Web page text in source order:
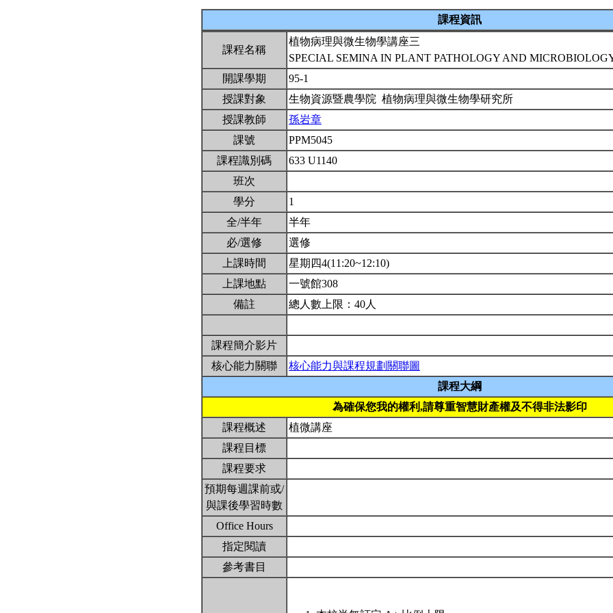
課程資訊
課程名稱
植物病理與微生物學講座三
SPECIAL SEMINA IN PLANT PATHOLOGY AND
開課學期
95-1
授課對象
生物資源暨農學院 植物病理與微生物學研究所
授課教師
孫岩章
課號
PPM5045
課程識別碼
633 U1140
班次
學分
1
全/半年
半年
必/選修
選修
上課時間
星期四4(11:20~12:10)
上課地點
一號館308
備註
總人數上限：40人
課程簡介影片
核心能力關聯
核心能力與課程規劃關聯圖
課程大綱
為確保您我的權利,請尊重智慧財產權及不得非法影印
課程概述
植微講座
課程目標
課程要求
預期每週課前或/
與課後學習時數
Office Hours
指定閱讀
參考書目